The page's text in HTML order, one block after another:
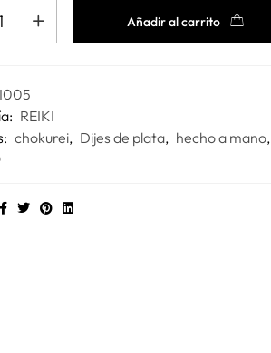
Añadir al carrito
REIKI
chokurei, Dijes de plata, hecho a mano,